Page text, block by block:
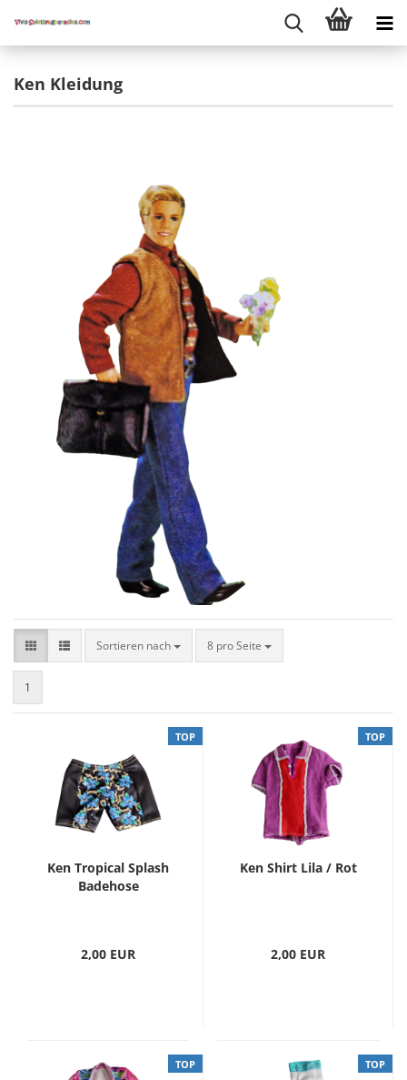
Ken Kleidung
Sortieren nach 8 pro Seite
1
TOP
Ken Tropical Splash
Badehose
2,00 EUR
TOP
Ken Shirt Lila / Rot
2,00 EUR
TOP TOP